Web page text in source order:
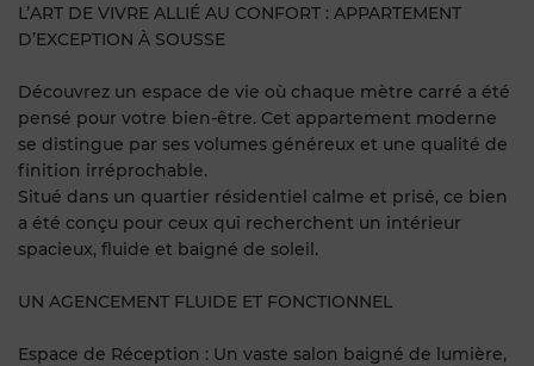
L’ART DE VIVRE ALLIÉ AU CONFORT : APPARTEMENT
D’EXCEPTION À SOUSSE
Découvrez un espace de vie où chaque mètre carré a été
pensé pour votre bien-être. Cet appartement moderne
se distingue par ses volumes généreux et une qualité de
finition irréprochable.
Situé dans un quartier résidentiel calme et prisé, ce bien
a été conçu pour ceux qui recherchent un intérieur
spacieux, fluide et baigné de soleil.
UN AGENCEMENT FLUIDE ET FONCTIONNEL
Espace de Réception : Un vaste salon baigné de lumière,